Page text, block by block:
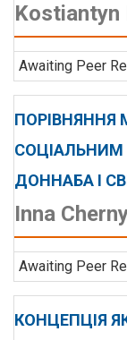
Kostiantyn
Awaiting Peer
ПОРІВНЯННЯ
СОЦІАЛЬНИМ
ДОННАБА І
Inna
Awaiting Peer
КОНЦЕПЦІЯ